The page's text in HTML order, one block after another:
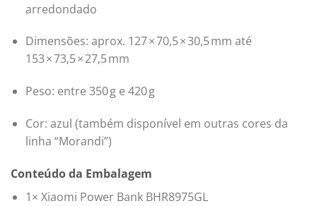
arredondado
Dimensões: aprox. 127 × 70,5 × 30,5 mm até
153 × 73,5 × 27,5 mm
Peso: entre 350 g e 420 g
Cor: azul (também disponível em outras cores da
linha “Morandi”)
Conteúdo da Embalagem
1× Xiaomi Power Bank BHR8975GL